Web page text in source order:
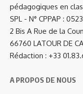
pédagogiques en
SPL - N° CPPAP :
2 Bis A Rue de la
66760 LATOUR DE
Rédaction : +33
A PROPOS DE NOUS